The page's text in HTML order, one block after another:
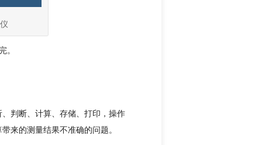
。
判断、计算、存储、打印，操作
来的测量结果不准确的问题。